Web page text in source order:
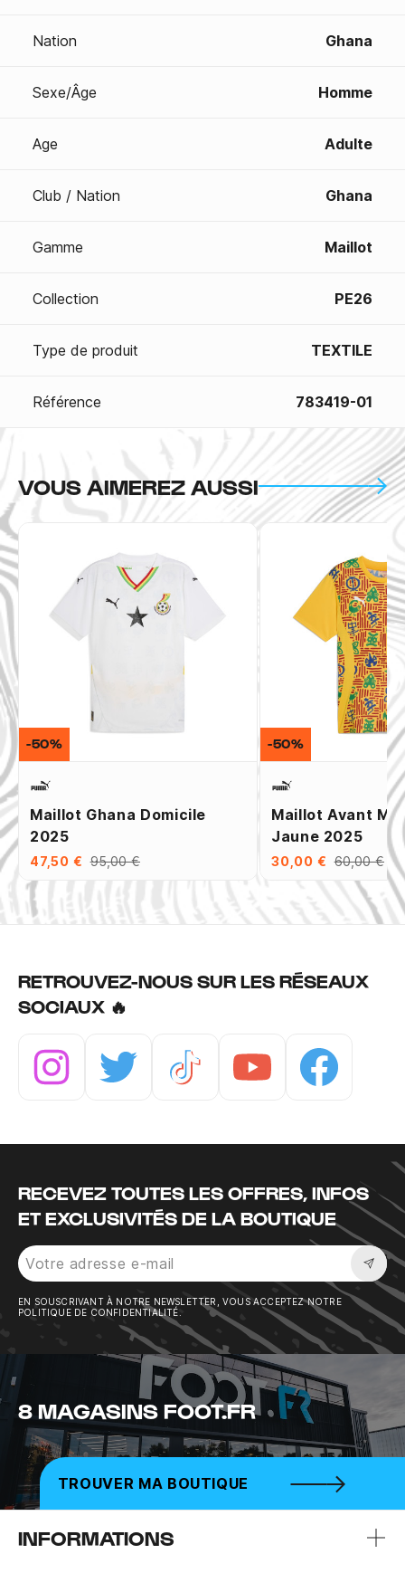
Nation Ghana
Sexe/Âge Homme
Age Adulte
Club / Nation Ghana
Gamme Maillot
Collection PE26
Type de produit TEXTILE
Référence 783419-01
VOUS AIMEREZ AUSSI
Maillot Ghana Domicile
2025
47,50 € 95,00 €
-50%
Maillot Avant
Jaune 2025
30,00 € 60,00 €
-50%
RETROUVEZ-NOUS SUR LES RÉSEAUX
SOCIAUX 🔥
RECEVEZ TOUTES LES OFFRES, INFOS
ET EXCLUSIVITÉS DE LA BOUTIQUE
EN SOUSCRIVANT À NOTRE NEWSLETTER, VOUS ACCEPTEZ NOTRE
POLITIQUE DE CONFIDENTIALITÉ.
8 MAGASINS FOOT.FR
TROUVER MA BOUTIQUE
INFORMATIONS